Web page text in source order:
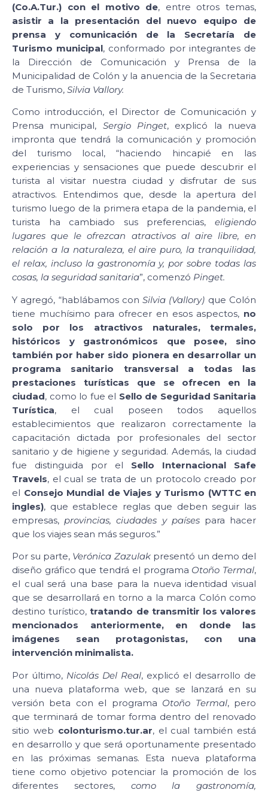
(Co.A.Tur.) con el motivo de, entre otros temas,
asistir a la presentación del nuevo equipo de
prensa y comunicación de la Secretaría de
Turismo municipal, conformado por integrantes de
la Dirección de Comunicación y Prensa de la
Municipalidad de Colón y la anuencia de la Secretaria
de Turismo, Silvia Vallory.
Como introducción, el Director de Comunicación y
Prensa municipal, Sergio Pinget, explicó la nueva
impronta que tendrá la comunicación y promoción
del turismo local, “haciendo hincapié en las
experiencias y sensaciones que puede descubrir el
turista al visitar nuestra ciudad y disfrutar de sus
atractivos. Entendimos que, desde la apertura del
turismo luego de la primera etapa de la pandemia, el
turista ha cambiado sus preferencias, eligiendo
lugares que le ofrezcan atractivos al aire libre, en
relación a la naturaleza, el aire puro, la tranquilidad,
el relax, incluso la gastronomía y, por sobre todas las
cosas, la seguridad sanitaria”, comenzó Pinget.
Y agregó, “hablábamos conSilvia (Vallory) que Colón
tiene muchísimo para ofrecer en esos aspectos, no
solo por los atractivos naturales, termales,
históricos y gastronómicos que posee, sino
también por haber sido pionera en desarrollar un
programa sanitario transversal a todas las
prestaciones turísticas que se ofrecen en la
ciudad, como lo fue el Sello de Seguridad Sanitaria
Turística, el cual poseen todos aquellos
establecimientos que realizaron correctamente la
capacitación dictada por profesionales del sector
sanitario y de higiene y seguridad. Además, la ciudad
fue distinguida por el Sello Internacional Safe
Travels, el cual se trata de un protocolo creado por
el Consejo Mundial de Viajes y Turismo (WTTC en
ingles), que establece reglas que deben seguir las
empresas, provincias, ciudades y paísespara hacer
que los viajes sean más seguros.”
Por su parte, Verónica Zazulakpresentó un demo del
diseño gráfico que tendrá el programa Otoño Termal,
el cual será una base para la nueva identidad visual
que se desarrollará en torno a la marca Colón como
destino turístico,tratando de transmitir los valores
mencionados anteriormente, en donde las
imágenes sean protagonistas, con una
intervención minimalista.
Por último, Nicolás Del Real, explicó el desarrollo de
una nueva plataforma web, que se lanzará en su
versión beta con el programa Otoño Termal, pero
que terminará de tomar forma dentro del renovado
sitio web colonturismo.tur.ar, el cual también está
en desarrollo y que será oportunamente presentado
en las próximas semanas. Esta nueva plataforma
tiene como objetivo potenciar la promoción de los
diferentes sectores, como la gastronomía,